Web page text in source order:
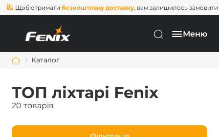
отриматибезкоштовну доставку, вам залишилось замовити ще на
Меню
Каталог
ТОП ліхтарі Fenix
20 товарів